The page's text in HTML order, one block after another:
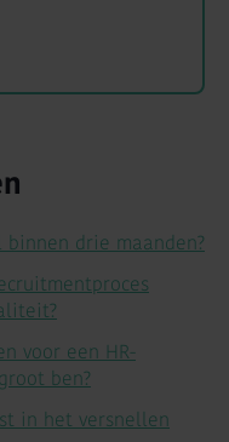
drie maanden?
voor een HR-
ben?
in het versnellen